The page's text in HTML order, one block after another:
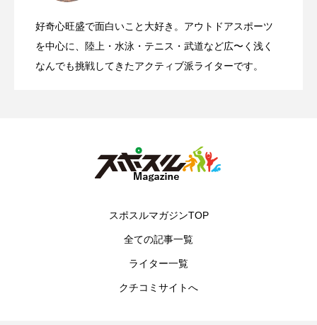
好奇心旺盛で面白いこと大好き。アウトドアスポーツ
を中心に、陸上・水泳・テニス・武道など広〜く浅く
なんでも挑戦してきたアクティブ派ライターです。
成果を発揮させるには？
2026.04.21 初心者必見！SUPの選び方ガイド|タイプ
スポスルマガジンTOP
全ての記事一覧
ライター一覧
クチコミサイトへ